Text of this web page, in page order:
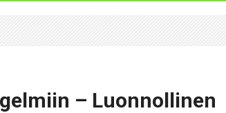
– Luonnollinen